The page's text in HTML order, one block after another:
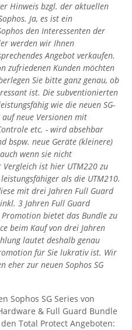
Hinweis bzgl. der aktuellen
Ja, es ist ein
den Interessenten der
werden wir Ihnen
Angebot verkaufen.
zufriedenen Kunden möchten
Sie bitte ganz genau, ob
ist. Die subventionierten
wie die neuen SG-
neue Versionen mit
etc. - wird absehbar
bspw. neue Geräte (kleinere)
wenn sie nicht
ist hier UTM220 zu
als die UTM210.
mit drei Jahren Full Guard
3 Jahren Full Guard
bietet das Bundle zu
beim Kauf von drei Jahren
lautet deshalb genau
für Sie lukrativ ist. Wir
eher zur neuen Sophos SG
Sophos SG Series von
& Full Guard Bundle
Total Protect Angeboten: